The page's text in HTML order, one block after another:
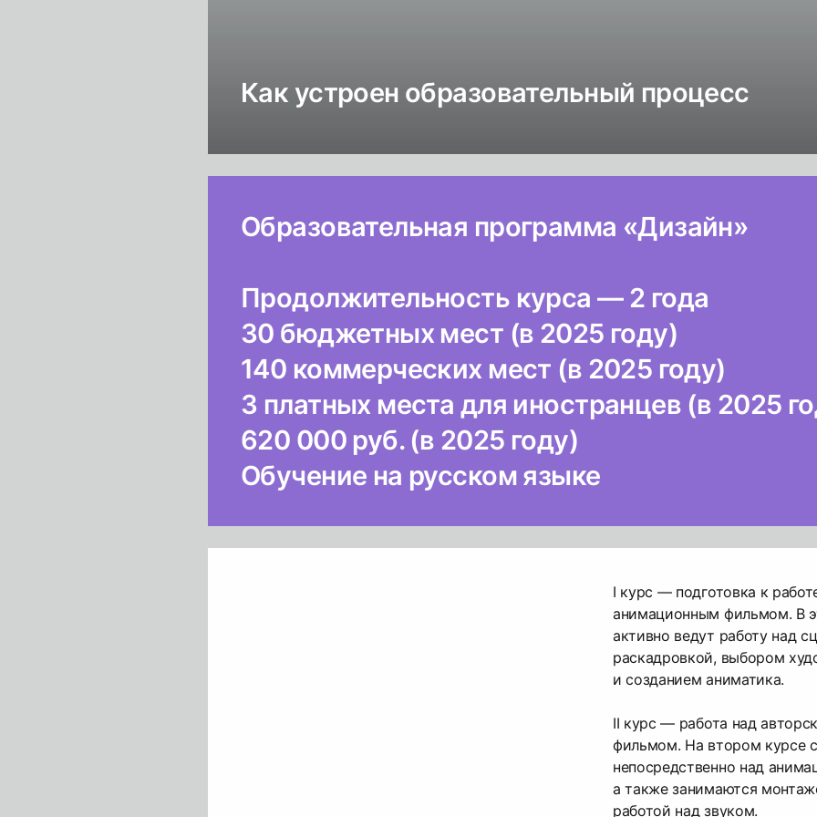
Как устроен образовательный процесс
Образовательная программа «Дизайн»
Продолжительность курса — 2 года
30 бюджетных мест (в 2025 году)
140 коммерческих мест (в 2025 году)
3 платных места для иностранцев (в 2025
620 000 руб. (в 2025 году)
Обучение на русском языке
I курс — подготовка к
анимационным фильмом. В
активно ведут работу над
раскадровкой, выбором
и созданием аниматика.
II курс — работа над
фильмом. На втором курсе
непосредственно над
а также занимаются
работой над звуком.